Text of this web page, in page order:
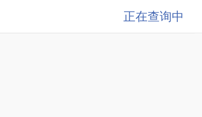
正在查询中